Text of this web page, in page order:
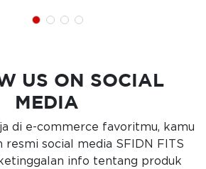
US ON SOCIAL
MEDIA
di e-commerce favoritmu, kamu
resmi social media SFIDN FITS
info tentang produk